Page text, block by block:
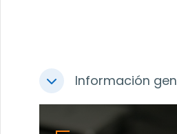
ColapsarInformación